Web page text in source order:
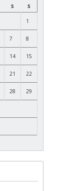
S S
1
7 8
14 15
21 22
28 29